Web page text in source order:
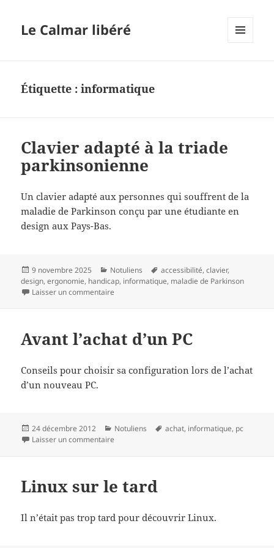
Le Calmar libéré
Étiquette :informatique
Clavier adapté à la triade
parkinsonienne
Un clavier adapté aux personnes qui souffrent de la
maladie de Parkinson conçu par une étudiante en
design aux Pays-Bas.
Publié
le
9 novembre 2025 Catégories
Notuliens
Mots-
clés
accessibilité,clavier,
design,ergonomie, handicap, informatique, maladie de Parkinson
Laisser un commentaire
Avant l’achat d’un PC
Conseils pour choisir sa configuration lors de l’achat
d’un nouveau PC.
Publié
le
24 décembre 2012 Catégories
Notuliens
Mots-
achat, informatique, pc
Laisser un commentaire
Linux sur le tard
Il n’était pas trop tard pour découvrir Linux.